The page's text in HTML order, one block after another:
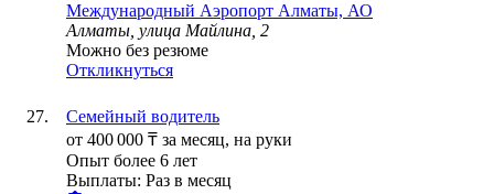
Международный Аэропорт Алматы, АО
Алматы, улица Майлина, 2
Можно без резюме
Откликнуться
Семейный водитель
от 400 000 ₸ за месяц, на руки
Опыт более 6 лет
Выплаты: Раз в месяц